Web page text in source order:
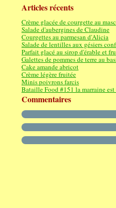
Articles récents
Crème glacée de courgette au
Salade d'aubergines de Claudine
Courgettes au parmesan d'Alicia
Salade de lentilles aux gésiers
Parfait glacé au sirop d'érable et
Galettes de pommes de terre au
Cake amande abricot
Crème légère fruitée
Minis poivrons farcis
Bataille Food #151 la marraine est
Commentaires